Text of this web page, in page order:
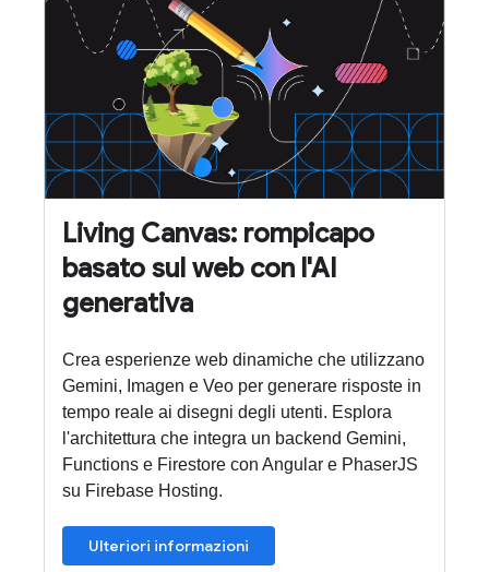
Living Canvas: rompicapo
basato sul web con l'AI
generativa
Crea esperienze web dinamiche che utilizzano
Gemini, Imagen e Veo per generare risposte in
tempo reale ai disegni degli utenti. Esplora
l'architettura che integra un backend Gemini,
Functions e Firestore con Angular e PhaserJS
su Firebase Hosting.
Ulteriori informazioni